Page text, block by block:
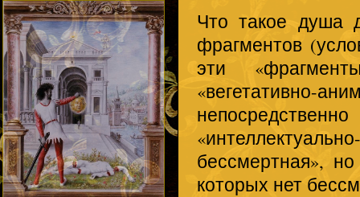
Что такое душа
фрагментов
эти
«вегетативно-
бессмертная»,
которых нет